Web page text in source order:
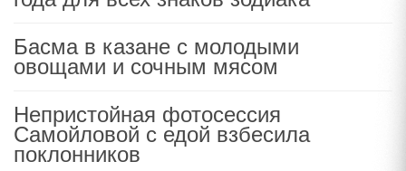
Басма в казане с молодыми
овощами и сочным мясом
Непристойная фотосессия
Самойловой с едой взбесила
поклонников